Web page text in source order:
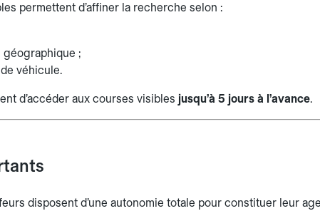
permettent d’affiner la recherche selon :
géographique ;
véhicule.
d’accéder aux courses visibles jusqu’à 5 jours à l’avance.
disposent d’une autonomie totale pour constituer leur